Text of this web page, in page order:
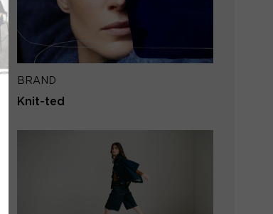
SEND
BRAND
Knit-ted